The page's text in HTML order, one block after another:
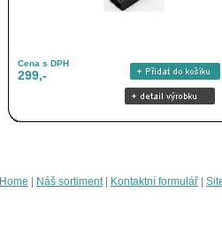
Cena s DPH
299,-
Home Náš sortiment| Kontaktní formulář